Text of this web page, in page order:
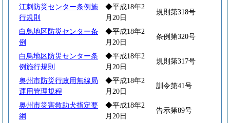
江刺防災センター条例施
行規則
◆平成18年2
月20日
規則第318号
白鳥地区防災センター条
例
◆平成18年2
月20日
条例第320号
白鳥地区防災センター条
例施行規則
◆平成18年2
月20日
規則第317号
奥州市防災行政用無線局
運用管理規程
◆平成18年2
月20日
訓令第41号
奥州市災害救助犬指定要
綱
◆平成18年2
月20日
告示第89号